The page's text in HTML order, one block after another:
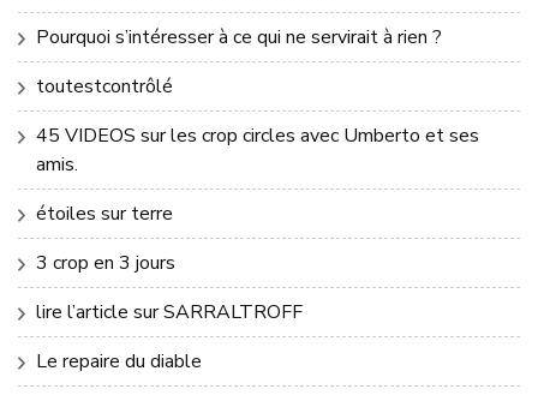
Pourquoi s’intéresser à ce qui ne servirait à rien ?
toutestcontrôlé
45 VIDEOS sur les crop circles avec Umberto et ses
amis.
étoiles sur terre
3 crop en 3 jours
lire l’article sur SARRALTROFF
Le repaire du diable